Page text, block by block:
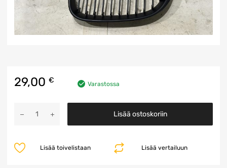
29,00 € Varastossa
määrä
Lisää ostoskoriin
Lisää vertailuun
Lisää toivelistaan